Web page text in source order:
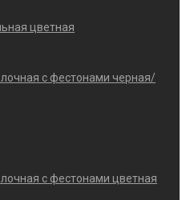
цветная
с фестонами черная/
с фестонами цветная